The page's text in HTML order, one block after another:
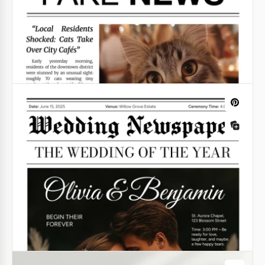
Êtes-vous à la recherche d'un modèle de faux
journal gratuit ? Cette option est disponible en
formats Google Docs et Word.
Google Docs
Journal de mariage classique
Découvrez notre journal de mariage classique d'une
page!
Google Docs